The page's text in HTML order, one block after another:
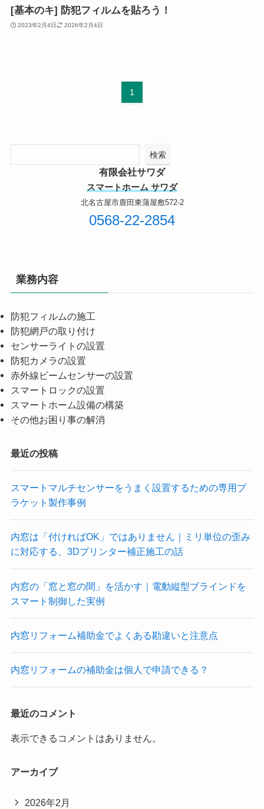
[基本のキ] 防犯フィルムを貼ろう！
2023年2月4日 2026年2月4日
1
検索
有限会社サワダ
スマートホーム サワダ
北名古屋市鹿田東蒲屋敷572-2
0568-22-2854
業務内容
防犯フィルムの施工
防犯網戸の取り付け
センサーライトの設置
防犯カメラの設置
赤外線ビームセンサーの設置
スマートロックの設置
スマートホーム設備の構築
その他お困り事の解消
最近の投稿
スマートマルチセンサーをうまく設置するための専用ブ
ラケット製作事例
内窓は「付ければOK」ではありません｜ミリ単位の歪み
に対応する、3Dプリンター補正施工の話
内窓の「窓と窓の間」を活かす｜電動縦型ブラインドを
スマート制御した実例
内窓リフォーム補助金でよくある勘違いと注意点
内窓リフォームの補助金は個人で申請できる？
最近のコメント
表示できるコメントはありません。
アーカイブ
2026年2月